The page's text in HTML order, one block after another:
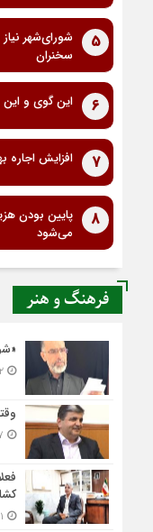
5
شورای‌شهر
سخنران
6 این گوی و این
7 افزایش اجاره بها بیش
8
پایین بودن
می‌شود
فرهنگ و هنر
۲۲ تیر ۱۴۰۵ - ۹:۵۲